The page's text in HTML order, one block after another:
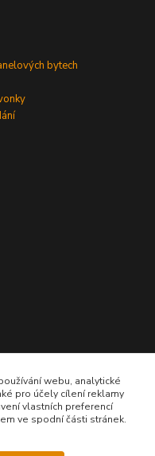
bytech
webu, analytické
pro účely cílení reklamy
vlastních preferencí
ve spodní části stránek.